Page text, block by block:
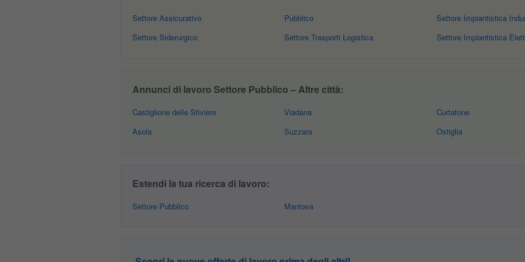
Settore Assicurativo
Settore Siderurgico
Pubblico
Settore Trasporti Logistica
Settore Impiantistica
Settore Impiantistica
Annunci di lavoro Settore Pubblico – Altre città:
Castiglione delle Stiviere
Asola
Viadana
Suzzara
Curtatone
Ostiglia
Estendi la tua ricerca di lavoro:
Settore Pubblico Mantova